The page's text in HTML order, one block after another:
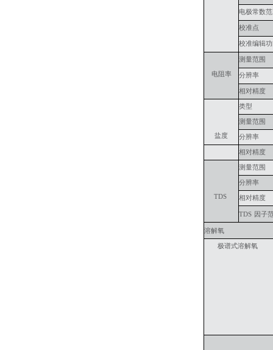
电极常数
校准点
校准编辑
电阻率
测量范围
分辨率
相对精度
盐度
类型
测量范围
分辨率
相对精度
TDS
测量范围
分辨率
相对精度
TDS 因子
溶解氧
极谱式溶解氧